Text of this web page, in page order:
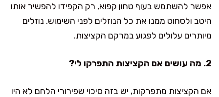
אפשר להשתמש בעוף טחון קפוא, רק הקפידו להפשיר אותו
היטב ולסחוט ממנו את כל הנוזלים לפני השימוש. נוזלים
מיותרים עלולים לפגוע במרקם הקציצות.
2. מה עושים אם הקציצות התפרקו לי?
אם הקציצות מתפרקות, יש בזה סיכוי שפירורי הלחם לא היו